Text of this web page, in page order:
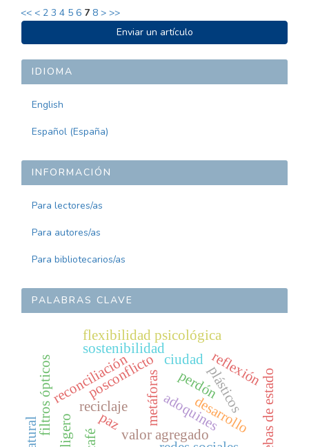
<< < 2 3 4 5 6 7 8 > >>
ENVIAR
UN
ARTÍCULO
Enviar un artículo
IDIOMA
English
Español (España)
INFORMACIÓN
Para lectores/as
Para autores/as
Para bibliotecarios/as
PALABRAS CLAVE
adoquines
reciclaje plásticos
paz
posconflicto
café
sostenibilidad
desarrollo
perdón
reconciliación reflexión
valor agregado
pruebas de estado
metáforas
flexibilidad psicológica
filtros ópticos ciudad